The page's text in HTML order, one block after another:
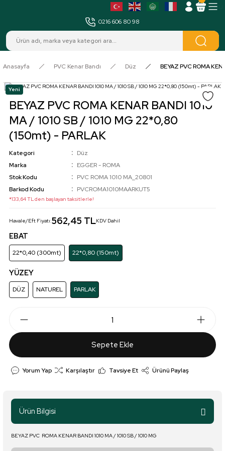
0216 606 80 98
Anasayfa PVC Kenar Bandı Düz BEYAZ PVC ROMA
Yeni
BEYAZ PVC ROMA KENAR BANDI 1010
MA / 1010 SB / 1010 MG 22*0,80
(150mt) - PARLAK
Kategori
Düz
Marka
EGGER - ROMA
Stok Kodu
PVC ROMA 1010 MA_20801
Barkod Kodu
PVCROMA1010MAARKUT5
*133,64 TL den başlayan taksitlerle!
Havale/Eft Fiyatı:562,45 TLKDV Dahil
EBAT
22*0,40 (300mt) 22*0,80 (150mt)
YÜZEY
DÜZ NATUREL PARLAK
Sepete Ekle
Yorum Yap Karşılaştır Tavsiye Et Ürünü Paylaş
Ürün Bilgisi
BEYAZ PVC ROMA KENAR BANDI 1010 MA / 1010 SB / 1010 MG